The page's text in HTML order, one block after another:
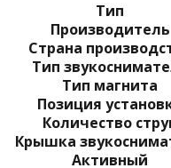
Тип
Производитель
Страна
Тип
Тип магнита
Позиция
Количество
Крышка
Активный